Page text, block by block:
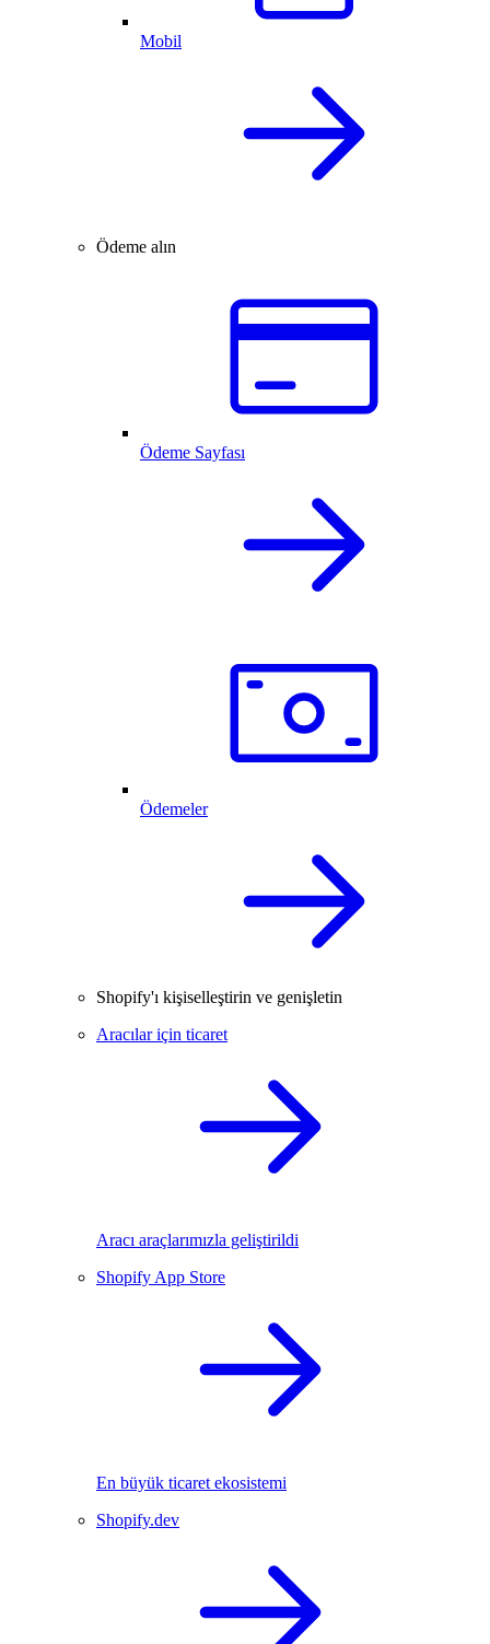
Mobil
Ödeme alın
Ödeme Sayfası
Ödemeler
Shopify'ı kişiselleştirin ve genişletin
Aracılar için ticaret
Aracı araçlarımızla geliştirildi
Shopify App Store
En büyük ticaret ekosistemi
Shopify.dev